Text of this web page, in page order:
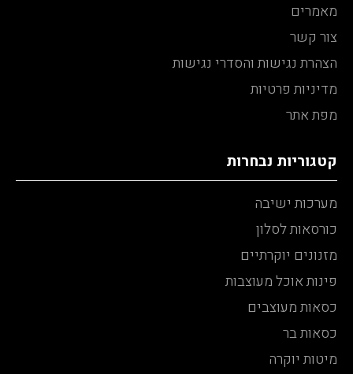
מאמרים
צור קשר
הצהרת נגישות והסדרי נגישות
מדיניות פרטיות
מפת אתר
קטגוריות נבחרות
מערכות ישיבה
כורסאות לסלון
מזנונים יוקרתיים
פינות אוכל מעוצבות
כסאות מעוצבים
כסאות בר
מיטות יוקרה